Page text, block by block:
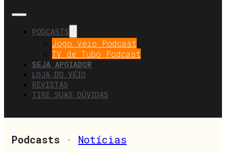
PODCASTS
Jogo Véio Podcast
TV de Tubo Podcast
SEJA APOIADOR
LOJA DO VÉIO
REVISTAS
TIRE SUAS DÚVIDAS
Podcasts · Notícias